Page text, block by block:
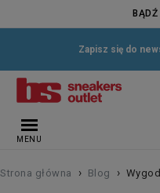
Zapisz się do
MENU
Strona główna › Blog ›